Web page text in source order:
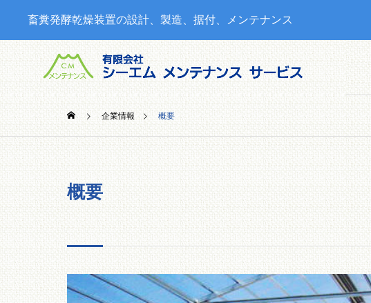
畜糞発酵乾燥装置の設計、製造、据付、メンテナンス
SERVICE
当社の製品・サービス
情報
CMコンポ装置一
覧
企業情報 概要
概要